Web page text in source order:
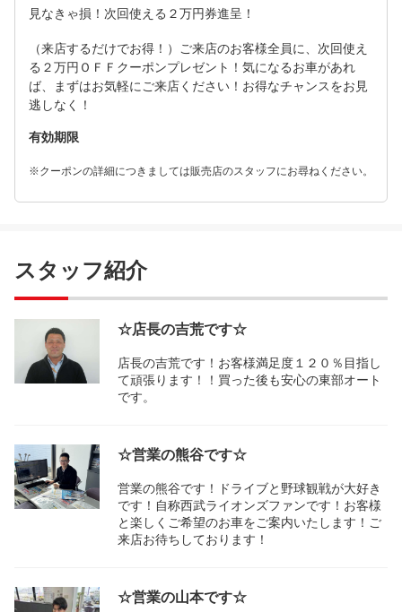
見なきゃ損！次回使える２万円券進呈！
（来店するだけでお得！）ご来店のお客様全員に、次回使え
る２万円ＯＦＦクーポンプレゼント！気になるお車があれ
ば、まずはお気軽にご来店ください！お得なチャンスをお見
逃しなく！
有効期限
※クーポンの詳細につきましては販売店のスタッフにお尋ねください。
スタッフ紹介
☆店長の吉荒です☆
店長の吉荒です！お客様満足度１２０％目指し
て頑張ります！！買った後も安心の東部オート
です。
☆営業の熊谷です☆
営業の熊谷です！ドライブと野球観戦が大好き
です！自称西武ライオンズファンです！お客様
と楽しくご希望のお車をご案内いたします！ご
来店お待ちしております！
☆営業の山本です☆